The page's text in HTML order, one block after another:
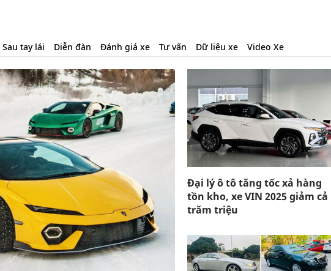
Sau tay lái Diễn đàn Đánh giá xe Tư vấn Dữ liệu xe Video Xe
Đại lý ô tô tăng tốc xả hàng
tồn kho, xe VIN 2025 giảm cả
trăm triệu